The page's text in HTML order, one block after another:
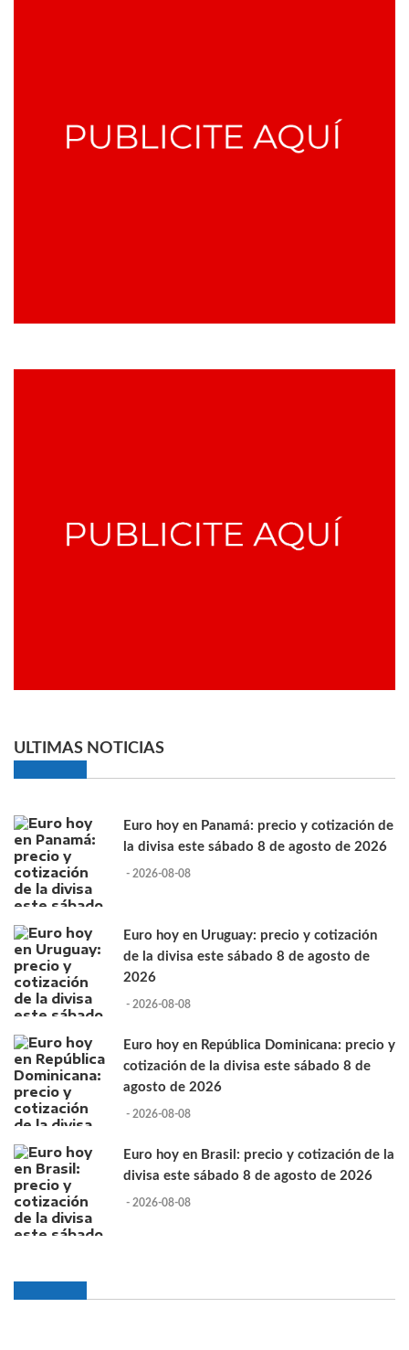
ULTIMAS NOTICIAS
Euro hoy en Panamá: precio y cotización de
la divisa este sábado 8 de agosto de 2026
- 2026-08-08
Euro hoy en Uruguay: precio y cotización
de la divisa este sábado 8 de agosto de
2026
- 2026-08-08
Euro hoy en República Dominicana: precio y
cotización de la divisa este sábado 8 de
agosto de 2026
- 2026-08-08
Euro hoy en Brasil: precio y cotización de la
divisa este sábado 8 de agosto de 2026
- 2026-08-08